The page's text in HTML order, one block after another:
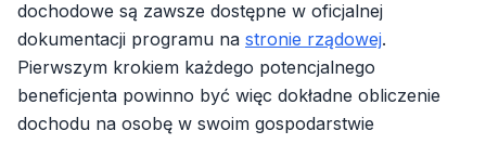
dochodowe są zawsze dostępne w oficjalnej
dokumentacji programu na stronie rządowej.
Pierwszym krokiem każdego potencjalnego
beneficjenta powinno być więc dokładne obliczenie
dochodu na osobę w swoim gospodarstwie